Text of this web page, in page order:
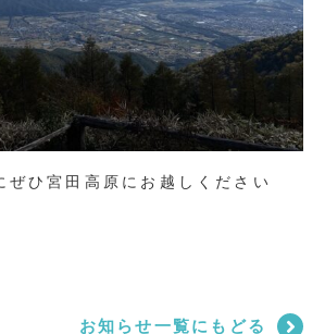
ぜひ宮田高原にお越しください
お知らせ一覧にもどる